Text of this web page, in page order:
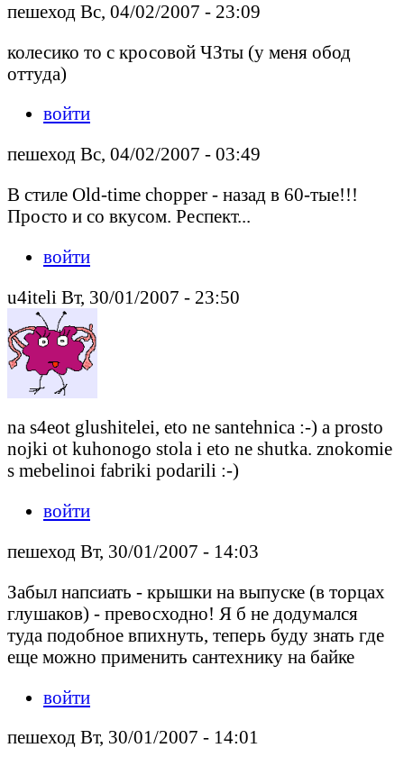
пешеход Вс, 04/02/2007 - 23:09
колесико то с кросовой ЧЗты (у меня обод
оттуда)
войти
пешеход Вс, 04/02/2007 - 03:49
В стиле Old-time chopper - назад в 60-тые!!!
Просто и со вкусом. Респект...
войти
u4iteli Вт, 30/01/2007 - 23:50
na s4eot glushitelei, eto ne santehnica :-) a prosto
nojki ot kuhonogo stola i eto ne shutka. znokomie
s mebelinoi fabriki podarili :-)
войти
пешеход Вт, 30/01/2007 - 14:03
Забыл напсиать - крышки на выпуске (в торцах
глушаков) - превосходно! Я б не додумался
туда подобное впихнуть, теперь буду знать где
еще можно применить сантехнику на байке
войти
пешеход Вт, 30/01/2007 - 14:01